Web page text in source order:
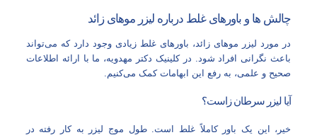
چالش‌ ها و باورهای غلط درباره لیزر موهای زائد
در مورد لیزر موهای زائد، باورهای غلط زیادی وجود دارد که می‌تواند
باعث نگرانی افراد شود. در کلینیک دکتر مهدویه، ما با ارائه اطلاعات
صحیح و علمی، به رفع این ابهامات کمک می‌کنیم.
آیا لیزر سرطان‌ زاست؟
خیر، این یک باور کاملاً غلط است. طول موج لیزر به کار رفته در